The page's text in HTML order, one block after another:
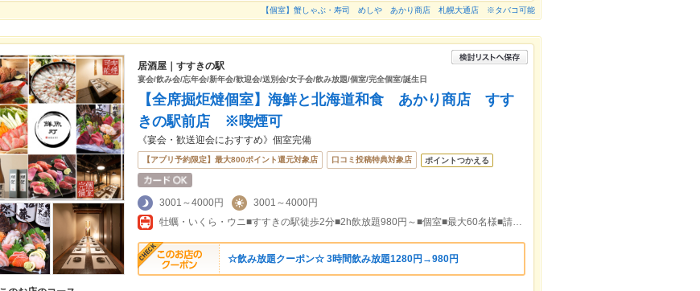
【個室】蟹しゃぶ・寿司 めしや あかり商店 札幌大通店 ※タバコ可能
居酒屋｜すすきの駅
宴会/飲み会/忘年会/新年会/歓迎会/送別会/女子会/飲み放題/個室/完全個室/誕生日
【全席掘炬燵個室】海鮮と北海道和食 あかり商店 すす
きの駅前店 ※喫煙可
《宴会・歓送迎会におすすめ》個室完備
【アプリ予約限定】最大800ポイント還元対象店 口コミ投稿特典対象店 ポイントつかえる
3001～4000円
3001～4000円
牡蠣・いくら・ウニ■すすきの駅徒歩2分■2h飲放題980円～■個室■最大60名様■請求書払・QR決済有
☆飲み放題クーポン☆ 3時間飲み放題1280円→980円